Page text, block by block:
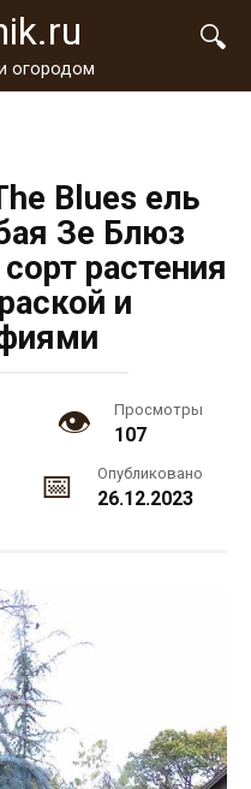
огородом
Blues ель
Зе Блюз
растения
и
Просмотры
107
Опубликовано
26.12.2023